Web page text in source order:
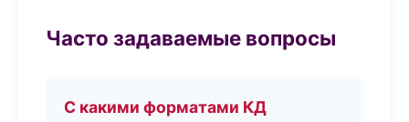
Часто задаваемые вопросы
С какими форматами КД